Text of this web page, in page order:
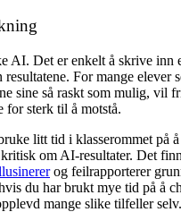
AI. Det er enkelt å skrive inn
For mange elever
sine så raskt som mulig, vil
sterk til å motstå.
litt tid i klasserommet på
om AI-resultater. Det
og feilrapporterer
du har brukt mye tid på å
mange slike tilfeller selv.